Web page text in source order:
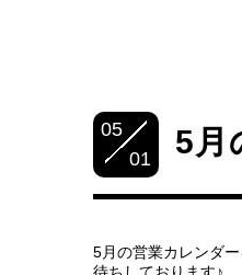
05
01
5月
5月の営業カレンダ
待ちしております♪